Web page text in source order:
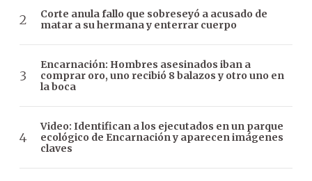
Corte anula fallo que sobreseyó a acusado de
matar a su hermana y enterrar cuerpo
Encarnación: Hombres asesinados iban a
comprar oro, uno recibió 8 balazos y otro uno en
la boca
Video: Identifican a los ejecutados en un parque
ecológico de Encarnación y aparecen imágenes
claves